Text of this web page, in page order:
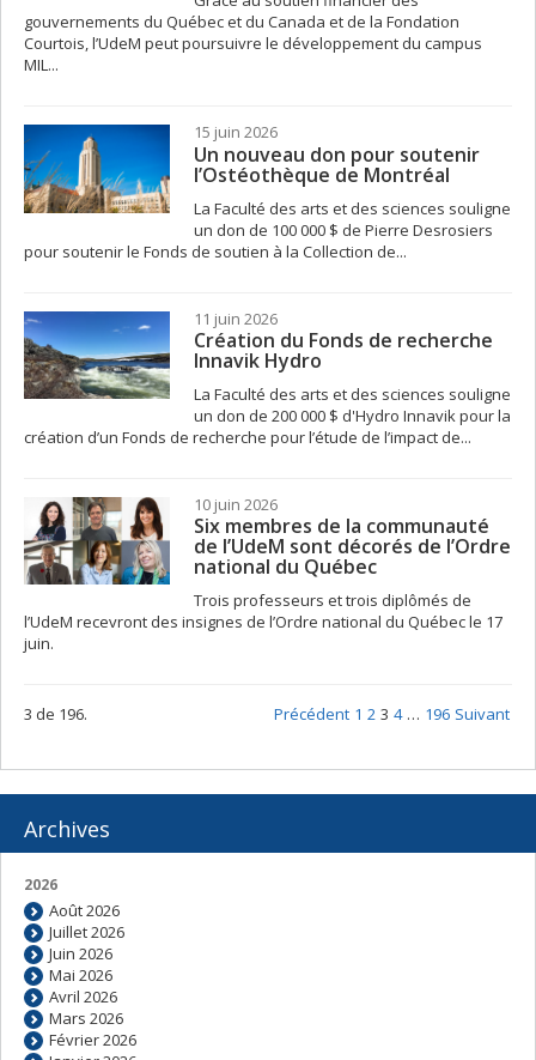
gouvernements du Québec et du Canada et de la Fondation
Courtois, l’UdeM peut poursuivre le développement du campus
MIL...
15 juin 2026
Un nouveau don pour soutenir
l’Ostéothèque de Montréal
La Faculté des arts et des sciences souligne
un don de 100 000 $ de Pierre Desrosiers
pour soutenir le Fonds de soutien à la Collection de...
11 juin 2026
Création du Fonds de recherche
Innavik Hydro
La Faculté des arts et des sciences souligne
un don de 200 000 $ d'Hydro Innavik pour la
création d’un Fonds de recherche pour l’étude de l’impact de...
10 juin 2026
Six membres de la communauté
de l’UdeM sont décorés de l’Ordre
national du Québec
Trois professeurs et trois diplômés de
l’UdeM recevront des insignes de l’Ordre national du Québec le 17
juin.
3 de 196. Précédent 1 2 3 4 … 196 Suivant
Archives
2026
Août 2026
Juillet 2026
Juin 2026
Mai 2026
Avril 2026
Mars 2026
Février 2026